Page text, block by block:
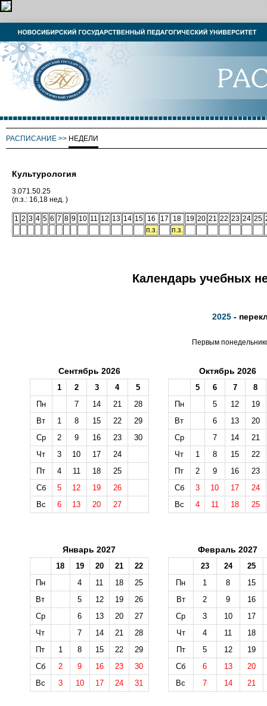
РАСПИСАНИЕ >> НЕДЕЛИ
Культурология
3.071.50.25
(п.з.: 16,18 нед. )
1 2 3 4 5 6 7 8 9 10 11 12 13 14 15 16 17 18 19 20 21 22 23 24 25
п.з.
п.з.
Календарь учебных
2025 -
Первым
Сентябрь 2026
1 2 3 4
5
Пн
7 14 21
28
Вт
1 8 15 22
29
Ср
2 9 16 23
30
Чт
3 10 17
24
Пт
4 11 18
25
Сб
5 12 19
26
Вс
6 13 20 27
Октябрь 2026
5 6 7
8
Пн
5 12
19
Вт
6 13
20
Ср
7 14
21
Чт
1 8 15
22
Пт
2 9 16
23
Сб
3 10 17
24
Вс
4 11 18 25
Январь 2027
18 19 20 21
22
Пн
4 11 18
25
Вт
5 12 19
26
Ср
6 13 20
27
Чт
7 14 21
28
Пт
1 8 15 22
29
Сб
2 9 16 23
30
Вс
3 10 17 24 31
Февраль 2027
23 24
25
Пн
1 8
15
Вт
2 9
16
Ср
3 10
17
Чт
4 11
18
Пт
5 12
19
Сб
6 13
20
Вс
7 14 21